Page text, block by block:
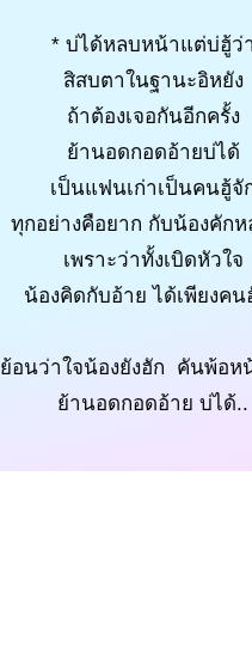
* บ่ได้หลบหน้าแต่บ่ฮู้ว่า
สิสบตาในฐานะอิหยัง
ถ้าต้องเจอกันอีกครั้ง
ย้านอดกอดอ้ายบ่ได้
เป็นแฟนเก่าเป็นคนฮู้จั
ทุกอย่างคือยาก กับน้องคักห
เพราะว่าทั้งเบิดหัวใจ
น้องคิดกับอ้าย ได้เพียงคน
ย้อนว่าใจน้องยังฮัก คันพ้อห
ย้านอดกอดอ้าย บ่ได้..